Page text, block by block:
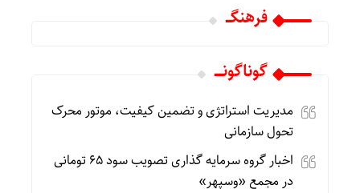
فرهنگـــ
گوناگونـــــ
مدیریت استراتژی و تضمین کیفیت، موتور محرک
تحول سازمانی
اخبار گروه سرمایه گذاری تصویب سود ۶۵ تومانی
در مجمع «وسپهر»